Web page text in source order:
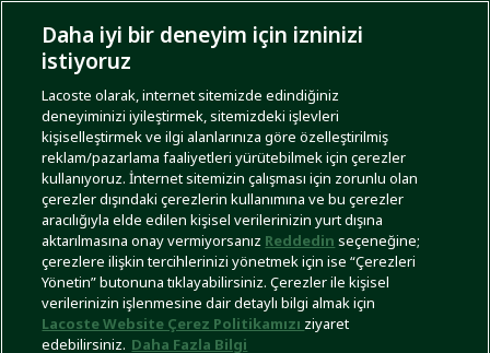
ÖDEME SEÇENEKLERİ
KARGO SEÇENEKLERİ
İşlem RehberiSite HaritasıKullanım ŞartlarıGizlilik Politikası
Daha iyi bir deneyim için izninizi
istiyoruz
Lacoste olarak, internet sitemizde edindiğiniz
deneyiminizi iyileştirmek, sitemizdeki işlevleri
kişiselleştirmek ve ilgi alanlarınıza göre özelleştirilmiş
reklam/pazarlama faaliyetleri yürütebilmek için çerezler
kullanıyoruz. İnternet sitemizin çalışması için zorunlu olan
çerezler dışındaki çerezlerin kullanımına ve bu çerezler
aracılığıyla elde edilen kişisel verilerinizin yurt dışına
aktarılmasına onay vermiyorsanız Reddedin seçeneğine;
çerezlere ilişkin tercihlerinizi yönetmek için ise “Çerezleri
Yönetin” butonuna tıklayabilirsiniz. Çerezler ile kişisel
verilerinizin işlenmesine dair detaylı bilgi almak için
Lacoste Website Çerez Politikamızı ziyaret
edebilirsiniz. Daha Fazla Bilgi